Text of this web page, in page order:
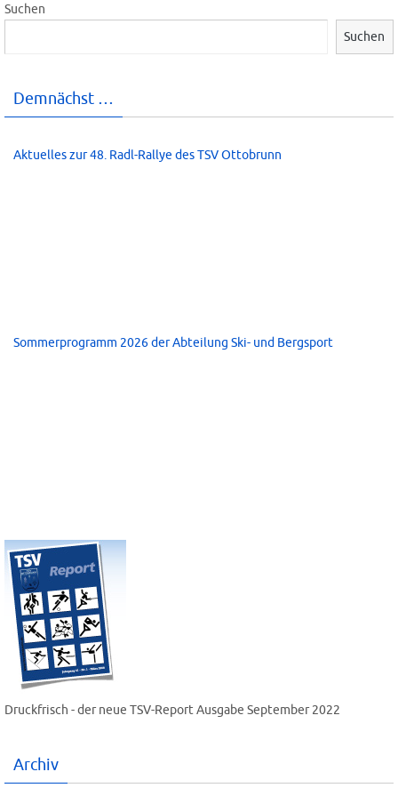
Suchen
Suchen
Demnächst …
Aktuelles zur 48. Radl-Rallye des TSV Ottobrunn
Sommerprogramm 2026 der Abteilung Ski- und Bergsport
Druckfrisch - der neue TSV-Report Ausgabe September 2022
Archiv